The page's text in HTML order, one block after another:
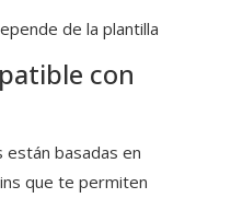
de la plantilla
con
están basadas en
que te permiten